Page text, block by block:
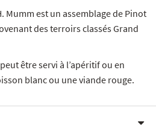
Mumm est un assemblage de Pinot
des terroirs classés Grand
être servi à l’apéritif ou en
blanc ou une viande rouge.